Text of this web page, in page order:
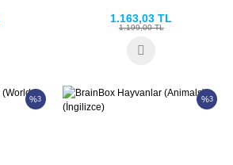
1.163,03 TL
1.199,00 TL
%3 %3